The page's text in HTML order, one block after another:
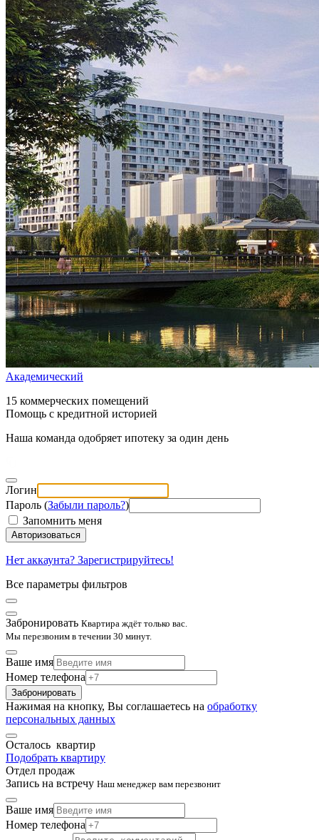
Академический
15 коммерческих помещений
Помощь с кредитной историей
Наша команда одобряет ипотеку за один день
Логин
Пароль (Забыли пароль?)
Запомнить меня
Авторизоваться
Нет аккаунта? Зарегистрируйтесь!
Все параметры фильтров
Забронировать Квартира ждёт только вас.
Мы перезвоним в течении 30 минут.
Ваше имя
Номер телефона
Забронировать
Нажимая на кнопку, Вы соглашаетесь на обработку
персональных данных
Осталось квартир
Подобрать квартиру
Отдел продаж
Запись на встречу Наш менеджер вам перезвонит
Ваше имя
Номер телефона